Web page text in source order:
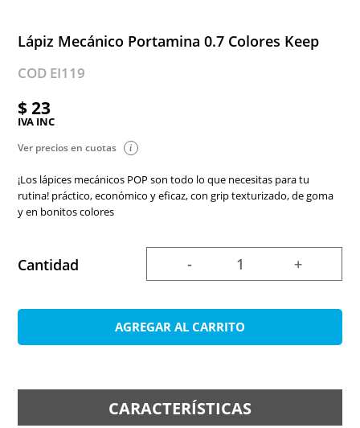
Lápiz Mecánico Portamina 0.7 Colores Keep
COD EI119
$ 23
IVA INC
Ver precios en cuotas
¡Los lápices mecánicos POP son todo lo que necesitas para tu
rutina! práctico, económico y eficaz, con grip texturizado, de goma
y en bonitos colores
Cantidad - +
AGREGAR AL CARRITO
CARACTERÍSTICAS